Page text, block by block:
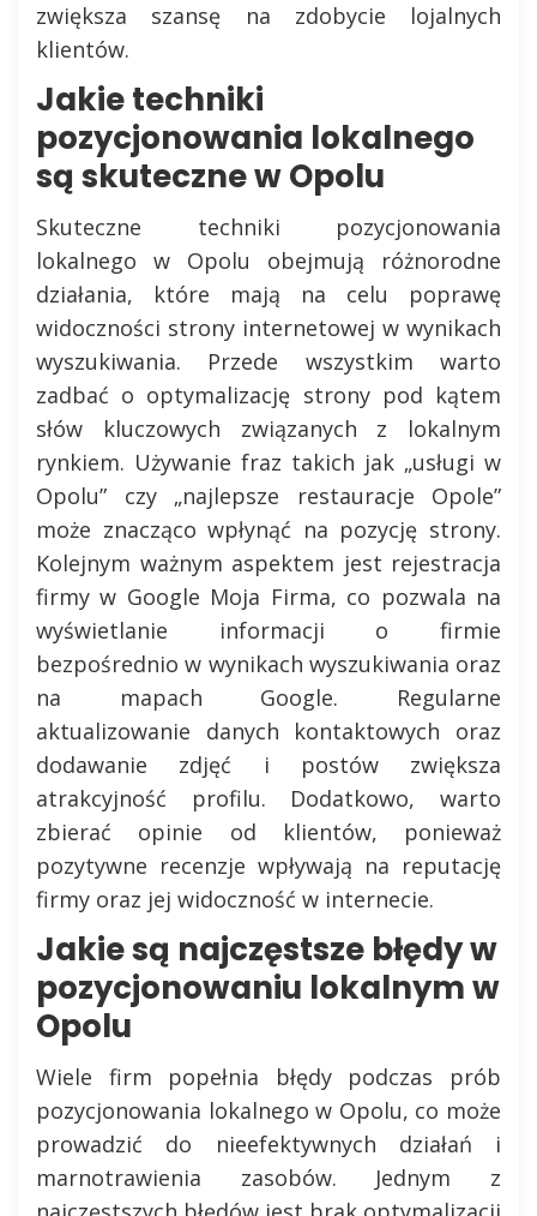
zwiększa szansę na zdobycie lojalnych
klientów.
Jakie techniki
pozycjonowania lokalnego
są skuteczne w Opolu
Skuteczne techniki pozycjonowania
lokalnego w Opolu obejmują różnorodne
działania, które mają na celu poprawę
widoczności strony internetowej w wynikach
wyszukiwania. Przede wszystkim warto
zadbać o optymalizację strony pod kątem
słów kluczowych związanych z lokalnym
rynkiem. Używanie fraz takich jak „usługi w
Opolu” czy „najlepsze restauracje Opole”
może znacząco wpłynąć na pozycję strony.
Kolejnym ważnym aspektem jest rejestracja
firmy w Google Moja Firma, co pozwala na
wyświetlanie informacji o firmie
bezpośrednio w wynikach wyszukiwania oraz
na mapach Google. Regularne
aktualizowanie danych kontaktowych oraz
dodawanie zdjęć i postów zwiększa
atrakcyjność profilu. Dodatkowo, warto
zbierać opinie od klientów, ponieważ
pozytywne recenzje wpływają na reputację
firmy oraz jej widoczność w internecie.
Jakie są najczęstsze błędy w
pozycjonowaniu lokalnym w
Opolu
Wiele firm popełnia błędy podczas prób
pozycjonowania lokalnego w Opolu, co może
prowadzić do nieefektywnych działań i
marnotrawienia zasobów. Jednym z